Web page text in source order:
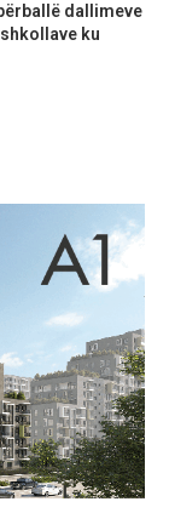
dallimeve
ku